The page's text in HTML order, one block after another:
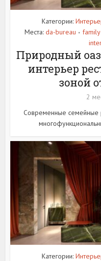
Категории:
Места: da-bureau •
Природный
интерьер
зоной
2
Современные семейные
Категории: